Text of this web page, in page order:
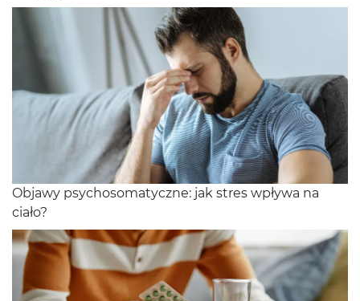
Objawy psychosomatyczne: jak stres wpływa na
ciało?